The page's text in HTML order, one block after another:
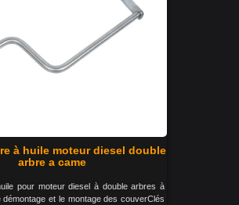
à huile moteur diesel double
arbre a came
pour moteur diesel à double arbres à
et le montage des couverClés